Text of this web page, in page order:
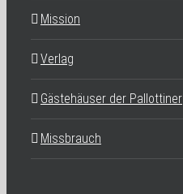
Mission
Verlag
Gästehäuser der Pallottiner
Missbrauch